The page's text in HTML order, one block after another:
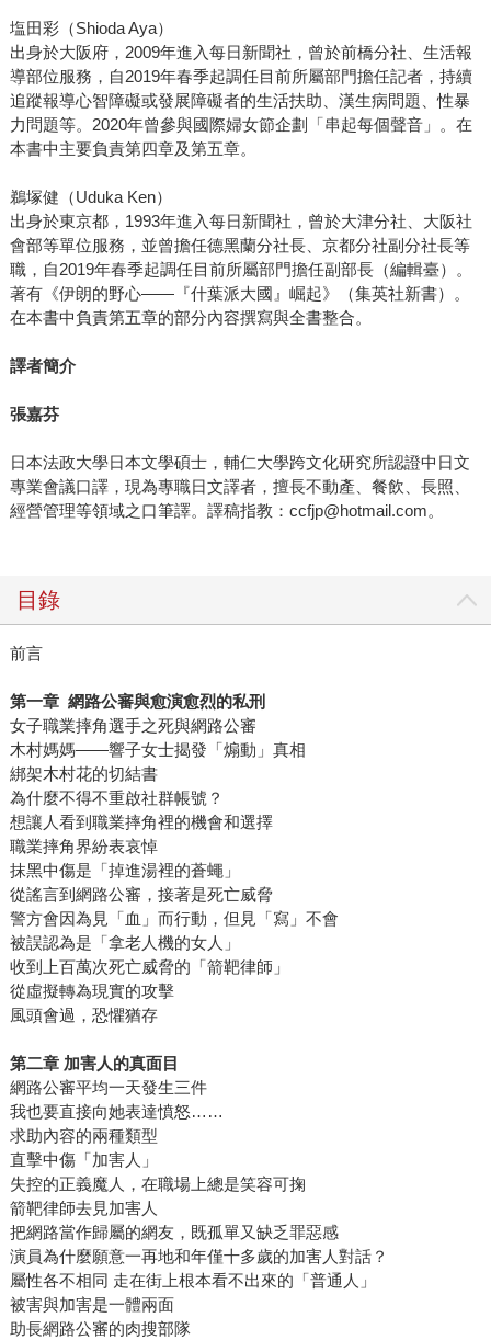
塩田彩（Shioda Aya）
出身於大阪府，2009年進入每日新聞社，曾於前橋分社、生活報
導部位服務，自2019年春季起調任目前所屬部門擔任記者，持續
追蹤報導心智障礙或發展障礙者的生活扶助、漢生病問題、性暴
力問題等。2020年曾參與國際婦女節企劃「串起每個聲音」。在
本書中主要負責第四章及第五章。
鵜塚健（Uduka Ken）
出身於東京都，1993年進入每日新聞社，曾於大津分社、大阪社
會部等單位服務，並曾擔任德黑蘭分社長、京都分社副分社長等
職，自2019年春季起調任目前所屬部門擔任副部長（編輯臺）。
著有《伊朗的野心——『什葉派大國』崛起》（集英社新書）。
在本書中負責第五章的部分內容撰寫與全書整合。
譯者簡介
張嘉芬
日本法政大學日本文學碩士，輔仁大學跨文化研究所認證中日文
專業會議口譯，現為專職日文譯者，擅長不動產、餐飲、長照、
經營管理等領域之口筆譯。譯稿指教：ccfjp@hotmail.com。
目錄
前言
第一章 網路公審與愈演愈烈的私刑
女子職業摔角選手之死與網路公審
木村媽媽——響子女士揭發「煽動」真相
綁架木村花的切結書
為什麼不得不重啟社群帳號？
想讓人看到職業摔角裡的機會和選擇
職業摔角界紛表哀悼
抹黑中傷是「掉進湯裡的蒼蠅」
從謠言到網路公審，接著是死亡威脅
警方會因為見「血」而行動，但見「寫」不會
被誤認為是「拿老人機的女人」
收到上百萬次死亡威脅的「箭靶律師」
從虛擬轉為現實的攻擊
風頭會過，恐懼猶存
第二章 加害人的真面目
網路公審平均一天發生三件
我也要直接向她表達憤怒……
求助內容的兩種類型
直擊中傷「加害人」
失控的正義魔人，在職場上總是笑容可掬
箭靶律師去見加害人
把網路當作歸屬的網友，既孤單又缺乏罪惡感
演員為什麼願意一再地和年僅十多歲的加害人對話？
屬性各不相同 走在街上根本看不出來的「普通人」
被害與加害是一體兩面
助長網路公審的肉搜部隊